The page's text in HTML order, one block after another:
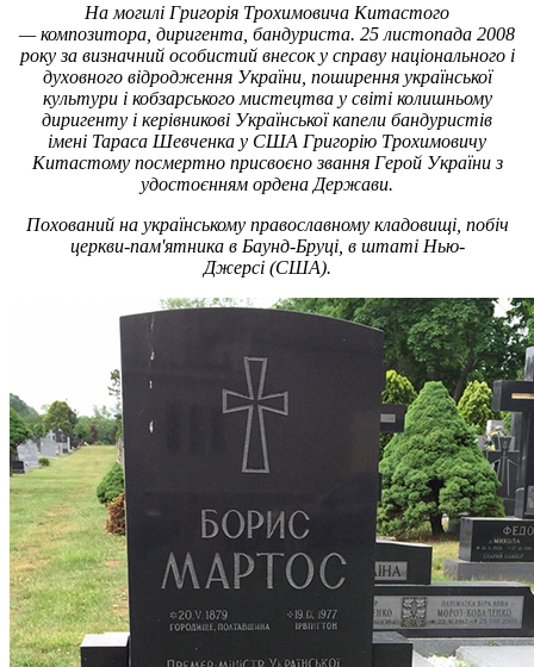
На могилі Григорія Трохимовича Китастого
— композитора, диригента, бандуриста. 25 листопада 2008
року за визначний особистий внесок у справу національного і
духовного відродження України, поширення української
культури і кобзарського мистецтва у світі колишньому
диригенту і керівникові Української капели бандуристів
імені Тараса Шевченка у США Григорію Трохимовичу
Китастому посмертно присвоєно звання Герой України з
удостоєнням ордена Держави.
Похований на українському православному кладовищі, побіч
церкви-пам'ятника в Баунд-Бруці, в штаті Нью-
Джерсі (США).